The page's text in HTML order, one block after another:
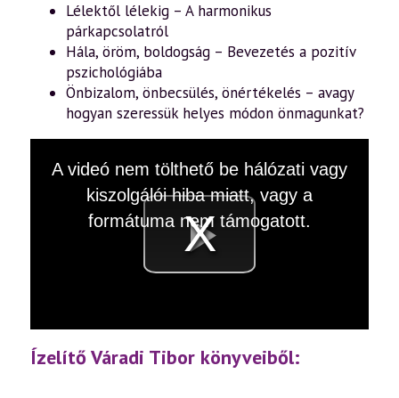
Lélektől lélekig – A harmonikus
párkapcsolatról
Hála, öröm, boldogság – Bevezetés a pozitív
pszichológiába
Önbizalom, önbecsülés, önértékelés – avagy
hogyan szeressük helyes módon önmagunkat?
Videó
A videó nem tölthető be hálózati vagy
kiszolgálói hiba miatt, vagy a
formátuma nem támogatott.
Ízelítő Váradi Tibor könyveiből: